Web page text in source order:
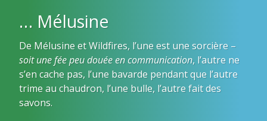
… Mélusine
De Mélusine et Wildfires, l’une est une sorcière –
soit une fée peu douée en communication, l’autre ne
s’en cache pas, l’une bavarde pendant que l’autre
trime au chaudron, l’une bulle, l’autre fait des
savons.